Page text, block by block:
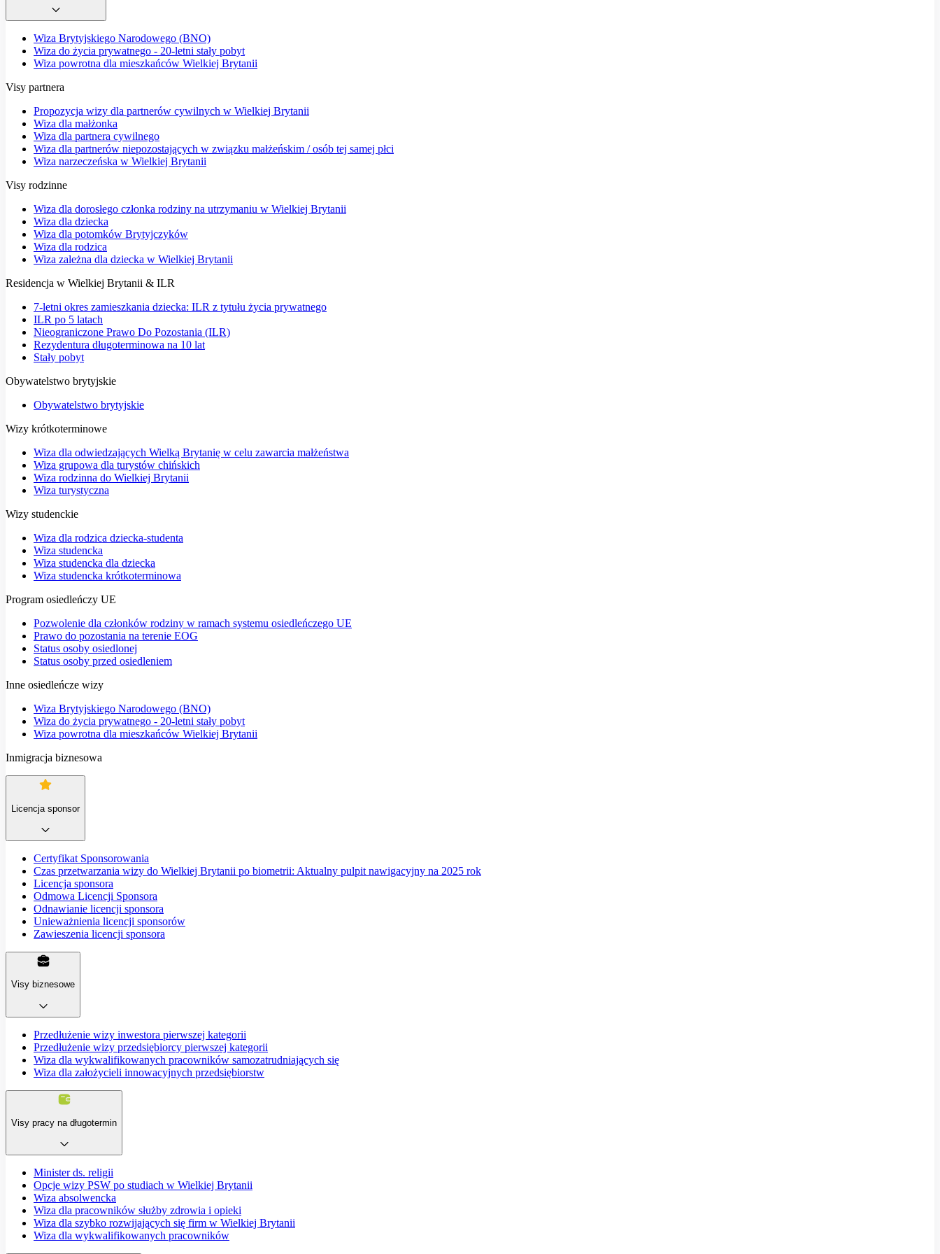
Wiza Brytyjskiego Narodowego (BNO)
Wiza do życia prywatnego - 20-letni stały pobyt
Wiza powrotna dla mieszkańców Wielkiej Brytanii
Visy partnera
Propozycja wizy dla partnerów cywilnych w Wielkiej Brytanii
Wiza dla małżonka
Wiza dla partnera cywilnego
Wiza dla partnerów niepozostających w związku małżeńskim / osób tej samej płci
Wiza narzeczeńska w Wielkiej Brytanii
Visy rodzinne
Wiza dla dorosłego członka rodziny na utrzymaniu w Wielkiej Brytanii
Wiza dla dziecka
Wiza dla potomków Brytyjczyków
Wiza dla rodzica
Wiza zależna dla dziecka w Wielkiej Brytanii
Residencja w Wielkiej Brytanii & ILR
7-letni okres zamieszkania dziecka: ILR z tytułu życia prywatnego
ILR po 5 latach
Nieograniczone Prawo Do Pozostania (ILR)
Rezydentura długoterminowa na 10 lat
Stały pobyt
Obywatelstwo brytyjskie
Obywatelstwo brytyjskie
Wizy krótkoterminowe
Wiza dla odwiedzających Wielką Brytanię w celu zawarcia małżeństwa
Wiza grupowa dla turystów chińskich
Wiza rodzinna do Wielkiej Brytanii
Wiza turystyczna
Wizy studenckie
Wiza dla rodzica dziecka-studenta
Wiza studencka
Wiza studencka dla dziecka
Wiza studencka krótkoterminowa
Program osiedleńczy UE
Pozwolenie dla członków rodziny w ramach systemu osiedleńczego UE
Prawo do pozostania na terenie EOG
Status osoby osiedlonej
Status osoby przed osiedleniem
Inne osiedleńcze wizy
Wiza Brytyjskiego Narodowego (BNO)
Wiza do życia prywatnego - 20-letni stały pobyt
Wiza powrotna dla mieszkańców Wielkiej Brytanii
Inmigracja biznesowa
Licencja sponsor
Certyfikat Sponsorowania
Czas przetwarzania wizy do Wielkiej Brytanii po biometrii: Aktualny pulpit nawigacyjny na 2025 rok
Licencja sponsora
Odmowa Licencji Sponsora
Odnawianie licencji sponsora
Unieważnienia licencji sponsorów
Zawieszenia licencji sponsora
Visy biznesowe
Przedłużenie wizy inwestora pierwszej kategorii
Przedłużenie wizy przedsiębiorcy pierwszej kategorii
Wiza dla wykwalifikowanych pracowników samozatrudniających się
Wiza dla założycieli innowacyjnych przedsiębiorstw
Visy pracy na długotermin
Minister ds. religii
Opcje wizy PSW po studiach w Wielkiej Brytanii
Wiza absolwencka
Wiza dla pracowników służby zdrowia i opieki
Wiza dla szybko rozwijających się firm w Wielkiej Brytanii
Wiza dla wykwalifikowanych pracowników